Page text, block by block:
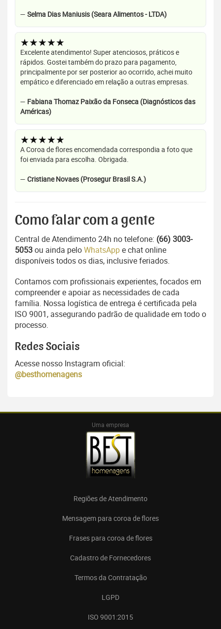
— Selma Dias Maniusis (Seara Alimentos - LTDA)
★★★★★
Excelente atendimento! Super atenciosos, práticos e
rápidos. Gostei também do prazo para pagamento,
principalmente por ser posterior ao ocorrido, achei muito
empático e diferenciado em relação a outras empresas.
— Fabiana Thomaz Paixão da Fonseca (Diagnósticos das
Américas)
★★★★★
A Coroa de flores encomendada correspondia a foto que
foi enviada para escolha. Obrigada.
— Cristiane Novaes (Prosegur Brasil S.A.)
Como falar com a gente
Central de Atendimento 24h no telefone: (66) 3003-
5053ou ainda peloWhatsAppe chat online
disponíveis todos os dias, inclusive feriados.
Contamos com profissionais experientes, focados em
compreender e apoiar as necessidades de cada
família. Nossa logística de entrega é certificada pela
ISO 9001, assegurando padrão de qualidade em todo o
processo.
Redes Sociais
Acesse nosso Instagram oficial:
@besthomenagens
Uma empresa
Regiões de Atendimento
Mensagem para coroa de flores
Frases para coroa de flores
Cadastro de Fornecedores
Termos da Contratação
LGPD
ISO 9001:2015